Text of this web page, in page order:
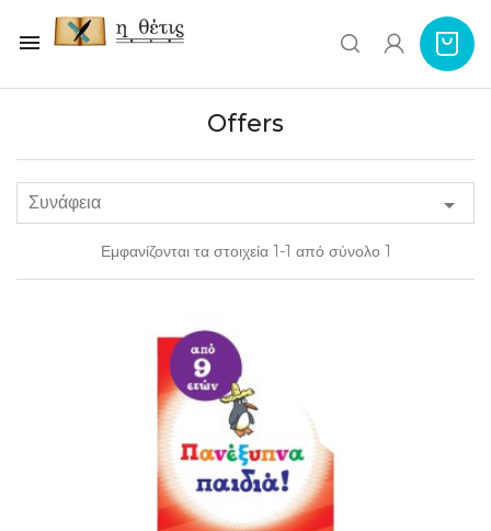

Offers
Συνάφεια 
Εμφανίζονται τα στοιχεία 1-1 από σύνολο 1